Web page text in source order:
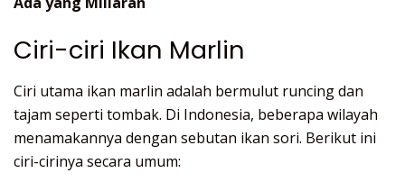
Ciri-ciri Ikan Marlin
Ciri utama ikan marlin adalah bermulut runcing dan
tajam seperti tombak. Di Indonesia, beberapa wilayah
menamakannya dengan sebutan ikan sori. Berikut ini
ciri-cirinya secara umum: